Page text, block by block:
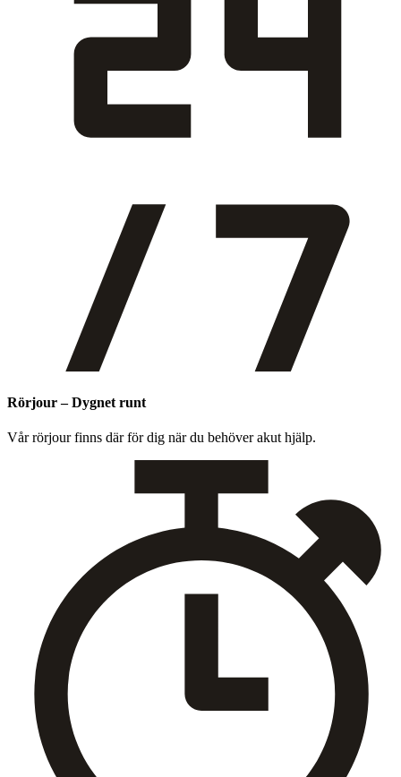
Rörjour – Dygnet runt
Vår rör­jour finns där för dig när du behöver akut hjälp.